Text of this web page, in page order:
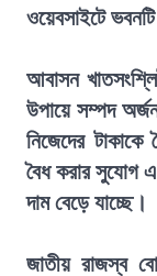
ওয়েবসাইটে
আবাসন
উপায়ে সম্পদ
নিজেদের টাকাকে
বৈধ করার সুযোগ
দাম বেড়ে যাচ্ছে।
জাতীয় রাজস্ব